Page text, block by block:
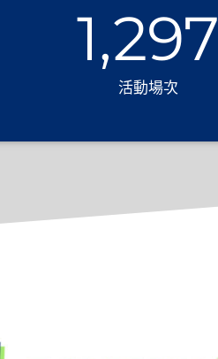
活動場次
1,525